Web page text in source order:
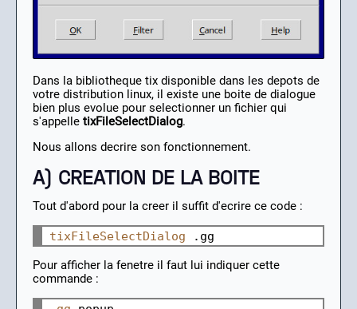
Dans la bibliotheque tix disponible dans les depots de
votre distribution linux, il existe une boite de dialogue
bien plus evolue pour selectionner un fichier qui
s'appelle tixFileSelectDialog.
Nous allons decrire son fonctionnement.
A) CREATION DE LA BOITE
Tout d'abord pour la creer il suffit d'ecrire ce code :
tixFileSelectDialog
Pour afficher la fenetre il faut lui indiquer cette
commande :